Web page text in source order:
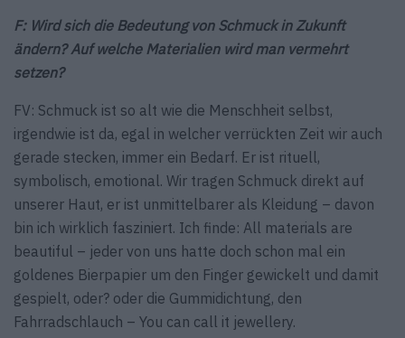
F: Wird sich die Bedeutung von Schmuck in Zukunft
ändern? Auf welche Materialien wird man vermehrt
setzen?
FV: Schmuck ist so alt wie die Menschheit selbst,
irgendwie ist da, egal in welcher verrückten Zeit wir auch
gerade stecken, immer ein Bedarf. Er ist rituell,
symbolisch, emotional. Wir tragen Schmuck direkt auf
unserer Haut, er ist unmittelbarer als Kleidung – davon
bin ich wirklich fasziniert. Ich finde: All materials are
beautiful – jeder von uns hatte doch schon mal ein
goldenes Bierpapier um den Finger gewickelt und damit
gespielt, oder? oder die Gummidichtung, den
Fahrradschlauch – You can call it jewellery.